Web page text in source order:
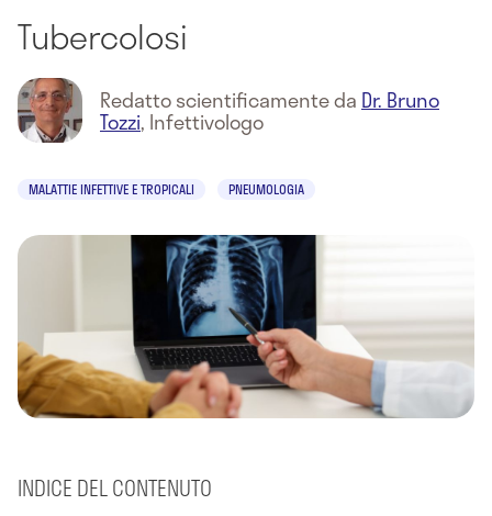
Tubercolosi
Redatto scientificamente da Dr. Bruno
Tozzi, Infettivologo
MALATTIE INFETTIVE E TROPICALI PNEUMOLOGIA
INDICE DEL CONTENUTO